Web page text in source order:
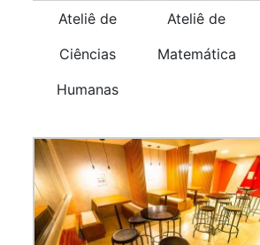
Ateliê de
Ciências
Humanas
Ateliê de
Matemática